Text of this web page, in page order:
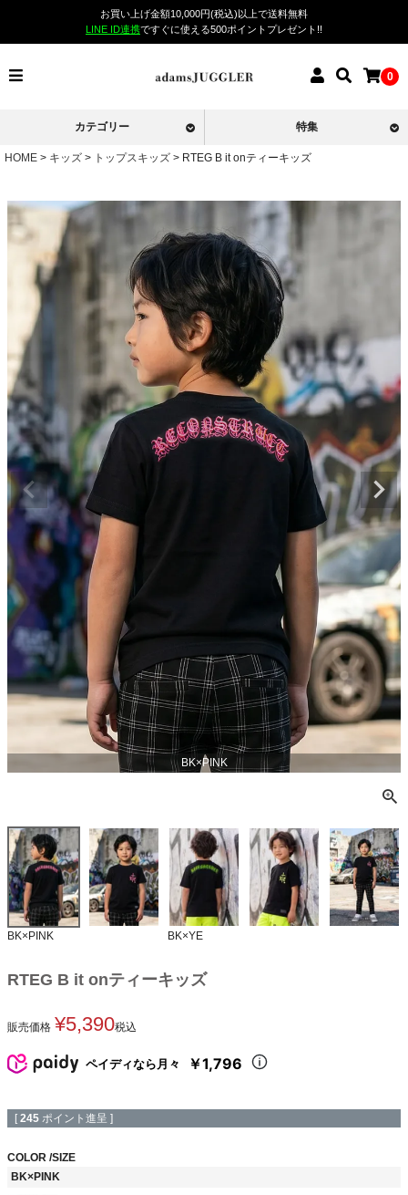
お買い上げ金額10,000円(税込)以上で送料無料
LINE ID連携ですぐに使える500ポイントプレゼント!!
0
カテゴリー 特集
HOME キッズ トップスキッズ RTEG B it onティーキッズ
BK×PINK
BK×PINK BK×YE
RTEG B it onティーキッズ
販売価格 ¥5,390税込
ペイディなら月々 ￥1,796
[ 245 ポイント進呈 ]
COLOR SIZE
BK×PINK